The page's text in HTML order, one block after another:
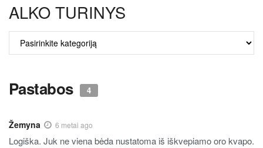
ALKO TURINYS
ALKO
TURINYS
Pastabos 4
Žemyna 6 metai ago
Logiška. Juk ne viena bėda nustatoma iš iškvepiamo oro kvapo.